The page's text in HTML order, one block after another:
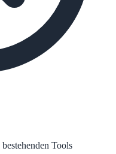
Tools